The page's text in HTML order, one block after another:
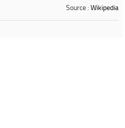
Source : Wikipedia